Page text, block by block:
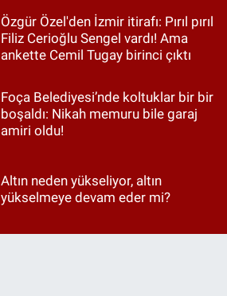
Özgür Özel'den İzmir itirafı: Pırıl pırıl
Filiz Cerioğlu Sengel vardı! Ama
ankette Cemil Tugay birinci çıktı
Foça Belediyesi’nde koltuklar bir bir
boşaldı: Nikah memuru bile garaj
amiri oldu!
Altın neden yükseliyor, altın
yükselmeye devam eder mi?